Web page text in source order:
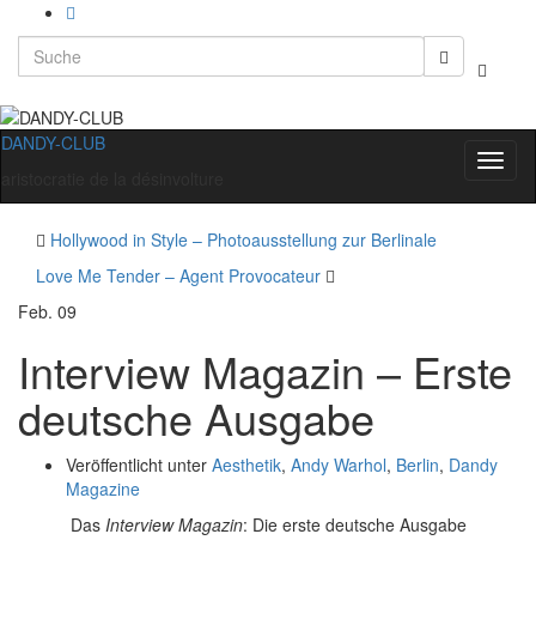
Search
for:
DANDY-CLUB
Hollywood in Style – Photoausstellung zur Berlinale
Love Me Tender – Agent Provocateur
Feb. 09
Interview Magazin – Erste
deutsche Ausgabe
Veröffentlicht unter Aesthetik, Andy Warhol, Berlin, Dandy
Magazine
Das Interview Magazin: Die erste deutsche Ausgabe